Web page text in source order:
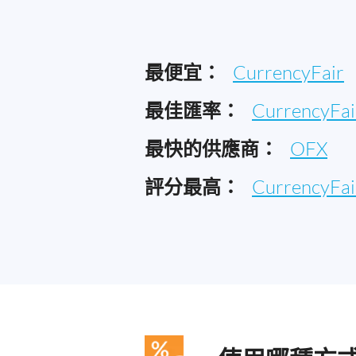
最便宜： CurrencyFair
最佳匯率：
最快的供應商： OFX
評分最高：